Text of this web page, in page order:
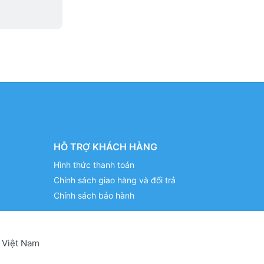
HỖ TRỢ KHÁCH HÀNG
Hình thức thanh toán
Chính sách giao hàng và đổi trả
Chính sách bảo hành
Nam